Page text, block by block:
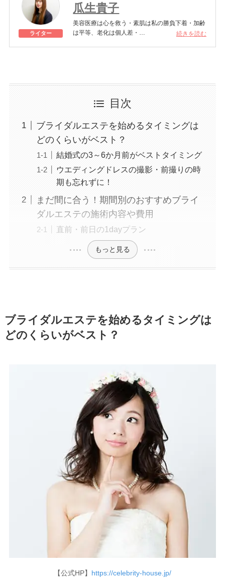
ライター
瓜生貴子
美容医療は心を救う・素肌は私の勝負下着・加齢
は平等、老化は個人差・
タ注射、いぼ除去、医療脱毛など
続きを読む
目次
ブライダルエステを始めるタイミングは
どのくらいがベスト？
結婚式の3～6か月前がベストタイミング
ウエディングドレスの撮影・前撮りの時
期も忘れずに！
まだ間に合う！期間別のおすすめブライ
ダルエステの施術内容や費用
直前・前日の1dayプラン
もっと見る
ブライダルエステを始めるタイミングは
どのくらいがベスト？
【公式HP】 https://celebrity-house.jp/